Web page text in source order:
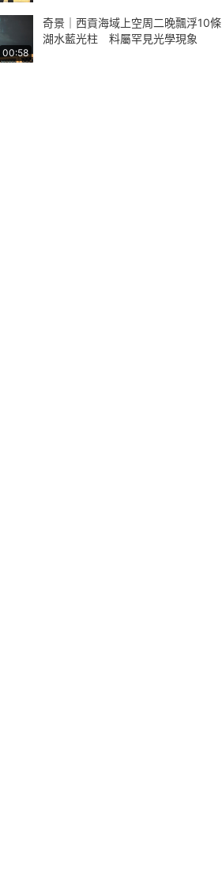
00:58
奇景｜西貢海域上空周二晚飄浮10條
湖水藍光柱 料屬罕見光學現象